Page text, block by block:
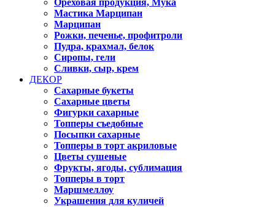
Ореховая продукция, Мука
Мастика Марципан
Марципан
Рожки, печенье, профитроли
Пудра, крахмал, белок
Сиропы, гели
Сливки, сыр, крем
ДЕКОР
Сахарные букеты
Сахарные цветы
Фигурки сахарные
Топперы съедобные
Посыпки сахарные
Топперы в торт акриловые
Цветы сушеные
Фрукты, ягоды, сублимация
Топперы в торт
Маршмеллоу
Украшения для куличей